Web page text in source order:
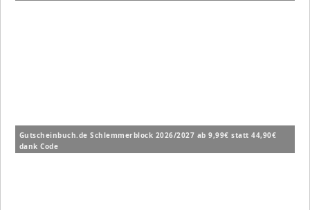
Gutscheinbuch.de Schlemmerblock 2026/2027 ab 9,99€ statt 44,90€
dank Code